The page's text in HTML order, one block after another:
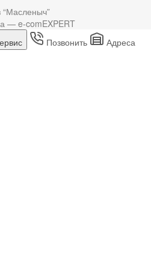
— e-comEXPERT
Позвонить Адреса